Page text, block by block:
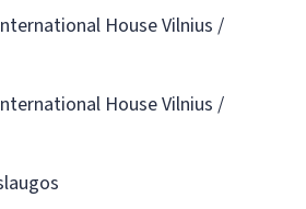
House Vilnius /
House Vilnius /